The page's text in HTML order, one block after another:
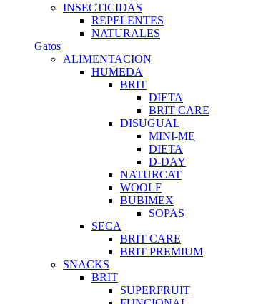
INSECTICIDAS
REPELENTES
NATURALES
Gatos
ALIMENTACION
HUMEDA
BRIT
DIETA
BRIT CARE
DISUGUAL
MINI-ME
DIETA
D-DAY
NATURCAT
WOOLF
BUBIMEX
SOPAS
SECA
BRIT CARE
BRIT PREMIUM
SNACKS
BRIT
SUPERFRUIT